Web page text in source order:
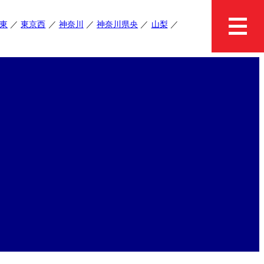
東京西 神奈川 神奈川県央
山梨